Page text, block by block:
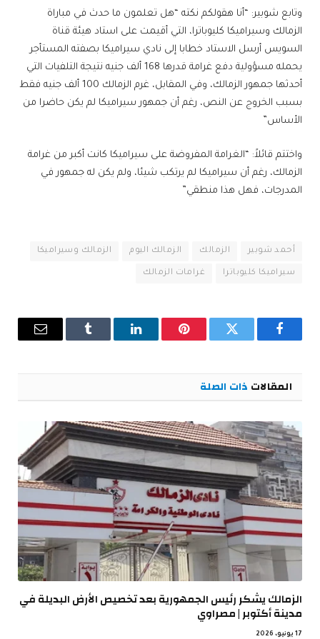
وتابع شوبير: “أنا هقولكم نكته “هل تعلمون ما حدث في مباراة
الزمالك وسيراميكا كليوباترا، التي أقيمت على استاد هيئة قناة
السويس أرسل الاستاد خطابا إلى نادي سيراميكا بصفته المستأجر
يحمله مسؤولية دفع غرامة قدرها 168 ألف جنيه نتيجة التلفيات التي
أحدثها جمهور الزمالك، وفي المقابل، غرم الزمالك 100 ألف جنيه فقط
بسبب الخروج عن النص، رغم أن جمهور سيراميكا لم يكن حاضرا من
الأساس”
واختتم قائلاً: “الغرامة المفروضة على سيراميكا كانت أكبر من غرامة
الزمالك، رغم أن سيراميكا لم يرتكب شيئا، ولم يكن له جمهور في
المدرجات، فهل هذا منطقي”
أحمد شوبير الزمالك الزمالك اليوم الزمالك وسيراميكا
سيراميكا كليوباترا غرامات الزمالك
فيسبوك تويتر بينتيريستلينكدإن Tumblr
البريد
المقالات ذات الصلة
الزمالك يشكر رئيس الجمهورية بعد تخصيص الأرض البديلة في
مدينة أكتوبر | مصراوي
17 يونيو، 2026